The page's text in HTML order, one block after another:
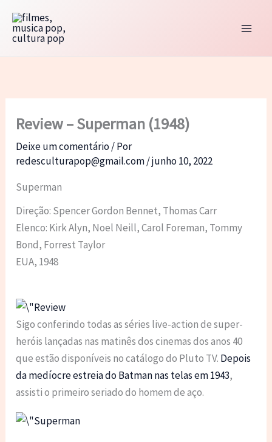
para
Review – Superman (1948)
Deixe um comentário/ Por
redesculturapop@gmail.com/junho 10, 2022
Superman
Direção: Spencer Gordon Bennet, Thomas Carr
Elenco: Kirk Alyn, Noel Neill, Carol Foreman, Tommy
Bond, Forrest Taylor
EUA, 1948
Sigo conferindo todas as séries live-action de super-
heróis lançadas nas matinês dos cinemas dos anos 40
que estão disponíveis no catálogo do Pluto TV. Depois
da medíocre estreia do Batman nas telas em 1943,
assisti o primeiro seriado do homem de aço.